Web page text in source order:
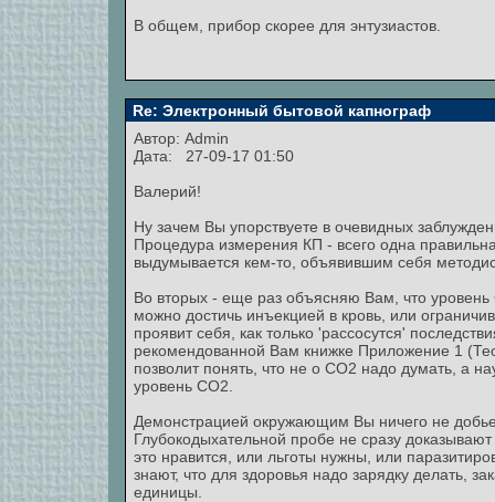
В общем, прибор скорее для энтузиастов.
Re: Электронный бытовой капнограф
Автор: Admin
Дата: 27-09-17 01:50
Валерий!
Ну зачем Вы упорствуете в очевидных
Процедура измерения КП - всего одна
выдумывается кем-то, объявившим себя
Во вторых - еще раз объясняю Вам, что
можно достичь инъекцией в кровь, или
проявит себя, как только 'рассосутся'
рекомендованной Вам книжке Приложение 1
позволит понять, что не о СО2 надо думать, а
уровень СО2.
Демонстрацией окружающим Вы ничего не
Глубокодыхательной пробе не сразу
это нравится, или льготы нужны, или
знают, что для здоровья надо зарядку делать,
единицы.